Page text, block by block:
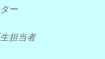
ー
担当者